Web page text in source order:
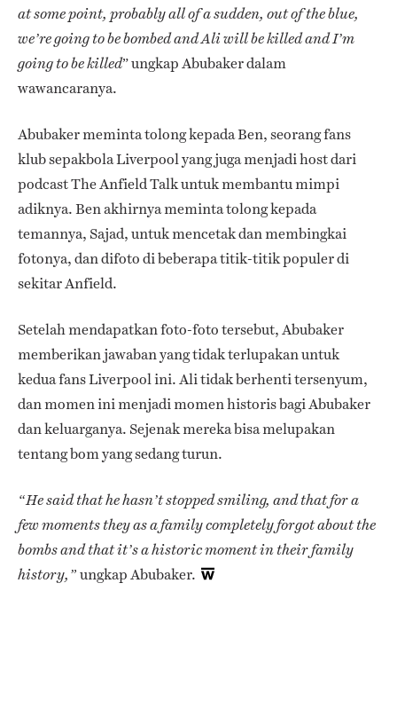
at some point, probably all of a sudden, out of the blue,
we’re going to be bombed and Ali will be killed and I’m
going to be killed” ungkap Abubaker dalam
wawancaranya.
Abubaker meminta tolong kepada Ben, seorang fans
klub sepakbola Liverpool yang juga menjadi host dari
podcast The Anfield Talk untuk membantu mimpi
adiknya. Ben akhirnya meminta tolong kepada
temannya, Sajad, untuk mencetak dan membingkai
fotonya, dan difoto di beberapa titik-titik populer di
sekitar Anfield.
Setelah mendapatkan foto-foto tersebut, Abubaker
memberikan jawaban yang tidak terlupakan untuk
kedua fans Liverpool ini. Ali tidak berhenti tersenyum,
dan momen ini menjadi momen historis bagi Abubaker
dan keluarganya. Sejenak mereka bisa melupakan
tentang bom yang sedang turun.
“He said that he hasn’t stopped smiling, and that for a
few moments they as a family completely forgot about the
bombs and that it’s a historic moment in their family
history,” ungkap Abubaker.